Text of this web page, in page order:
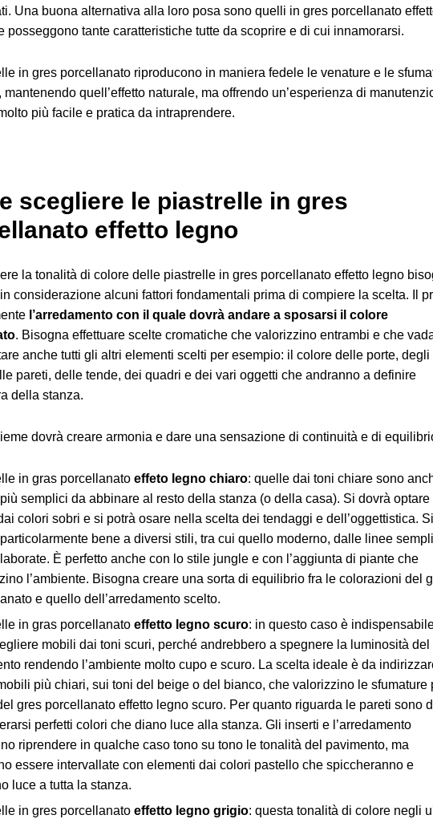
Una buona alternativa alla loro posa sono quelli in gres porcellanato
posseggono tante caratteristiche tutte da scoprire e di cui innamorarsi.
in gres porcellanato riproducono in maniera fedele le venature e le
mantenendo quell’effetto naturale, ma offrendo un’esperienza di
più facile e pratica da intraprendere.
scegliere le piastrelle in gres
effetto legno
la tonalità di colore delle piastrelle in gres porcellanato effetto legno
considerazione alcuni fattori fondamentali prima di compiere la scelta. Il
l’arredamento con il quale dovrà andare a sposarsi il colore
. Bisogna effettuare scelte cromatiche che valorizzino entrambi e che
anche tutti gli altri elementi scelti per esempio: il colore delle porte, degli
pareti, delle tende, dei quadri e dei vari oggetti che andranno a definire
della stanza.
dovrà creare armonia e dare una sensazione di continuità e di
in gras porcellanato effeto legno chiaro: quelle dai toni chiare sono
semplici da abbinare al resto della stanza (o della casa). Si dovrà optare
colori sobri e si potrà osare nella scelta dei tendaggi e dell’oggettistica. Si
bene a diversi stili, tra cui quello moderno, dalle linee
È perfetto anche con lo stile jungle e con l’aggiunta di piante che
l’ambiente. Bisogna creare una sorta di equilibrio fra le colorazioni del
e quello dell’arredamento scelto.
in gras porcellanato effetto legno scuro: in questo caso è
mobili dai toni scuri, perché andrebbero a spegnere la luminosità del
rendendo l’ambiente molto cupo e scuro. La scelta ideale è da
più chiari, sui toni del beige o del bianco, che valorizzino le sfumature
gres porcellanato effetto legno scuro. Per quanto riguarda le pareti sono
perfetti colori che diano luce alla stanza. Gli inserti e l’arredamento
riprendere in qualche caso tono su tono le tonalità del pavimento, ma
essere intervallate con elementi dai colori pastello che spiccheranno e
luce a tutta la stanza.
in gres porcellanato effetto legno grigio: questa tonalità di colore negli